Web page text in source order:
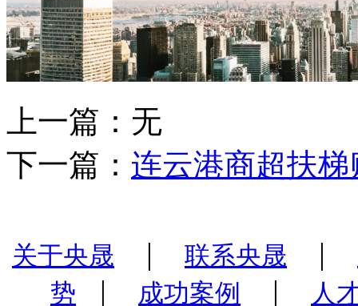
上一篇：无
下一篇： 连云港商超扶
关于央晟 | 联系央晟 |
势
| 成功案例 |
人